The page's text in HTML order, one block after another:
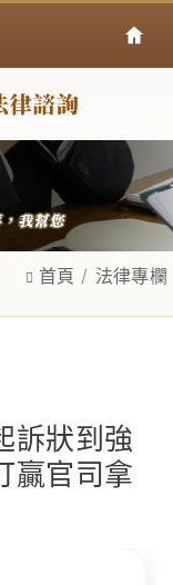
首頁 法律專欄
訴狀到強
贏官司拿